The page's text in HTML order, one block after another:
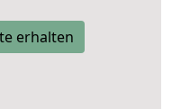
erhalten